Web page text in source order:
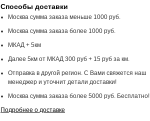
Способы доставки
Москва сумма заказа меньше 1000 руб.
Москва сумма заказа более 1000 руб.
МКАД + 5км
Далее 5км от МКАД 300 руб + 15 руб за км.
Отправка в другой регион. С Вами свяжется наш
менеджер и уточнит детали доставки!
Москва сумма заказа более 5000 руб. Бесплатно!
Подробнее о доставке